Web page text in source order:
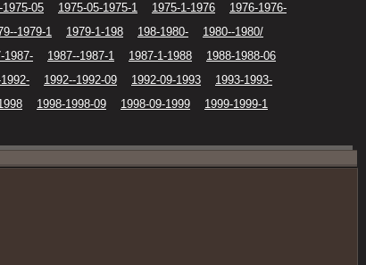
1975-05 1975-05-1975-1 1975-1-1976
1976-1976-
1979-1 1979-1-198 198-1980-
1980--1980/
1987- 1987--1987-1 1987-1-1988
1988-1988-06
1992--1992-09 1992-09-1993
1993-1993-
1998-1998-09 1998-09-1999
1999-1999-1